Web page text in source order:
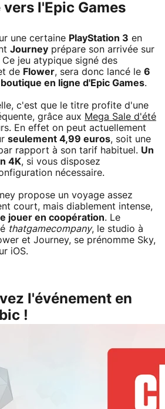
l'Epic Games
une certaine PlayStation 3 en
Journey prépare son arrivée sur
Ce jeu atypique signé des
de Flower, sera donc lancé le 6
en ligne d'Epic Games.
c'est que le titre profite d'une
grâce aux Mega Sale d'été
En effet on peut actuellement
seulement 4,99 euros, soit une
rapport à son tarif habituel. Un
4K, si vous disposez
nécessaire.
propose un voyage assez
court, mais diablement intense,
jouer en coopération. Le
thatgamecompany, le studio à
et Journey, se prénomme Sky,
iOS.
l'événement en
!